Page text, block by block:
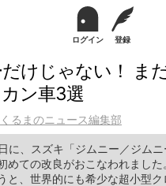
ログイン 登録
けじゃない！ ま
ン車3選
くるまのニュース編集部
に、スズキ「ジムニー／ジム
めての改良がおこなわれまし
と、世界的にも希少な超小型